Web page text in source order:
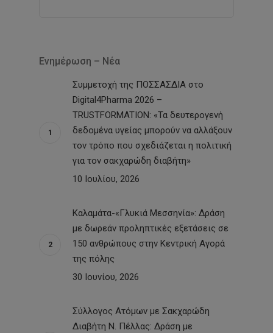
Ενημέρωση – Νέα
Συμμετοχή της ΠΟΣΣΑΣΔΙΑ στο
Digital4Pharma 2026 –
TRUSTFORMATION: «Τα δευτερογενή
δεδομένα υγείας μπορούν να αλλάξουν
τον τρόπο που σχεδιάζεται η πολιτική
για τον σακχαρώδη διαβήτη»
10 Ιουλίου, 2026
Καλαμάτα-«Γλυκιά Μεσσηνία»: Δράση
με δωρεάν προληπτικές εξετάσεις σε
150 ανθρώπους στην Κεντρική Αγορά
της πόλης
30 Ιουνίου, 2026
Σύλλογος Ατόμων με Σακχαρώδη
Διαβήτη Ν. Πέλλας: Δράση με